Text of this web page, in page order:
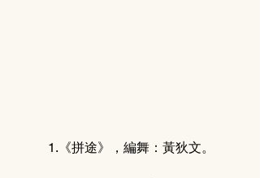
1.《拼途》，編舞：黃狄文。